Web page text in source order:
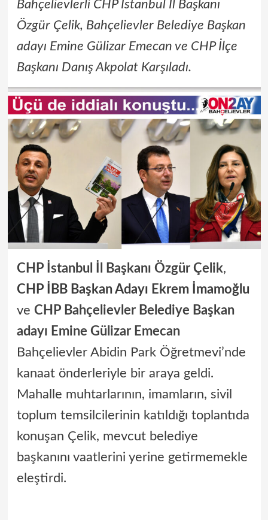
Bahçelievlerli CHP İstanbul İl Başkanı
Özgür Çelik, Bahçelievler Belediye Başkan
adayı Emine Gülizar Emecan ve CHP İlçe
Başkanı Danış Akpolat Karşıladı.
CHP İstanbul İl Başkanı Özgür Çelik,
CHP İBB Başkan Adayı Ekrem İmamoğlu
ve CHP Bahçelievler Belediye Başkan
adayı Emine Gülizar Emecan
Bahçelievler Abidin Park Öğretmevi’nde
kanaat önderleriyle bir araya geldi.
Mahalle muhtarlarının, imamların, sivil
toplum temsilcilerinin katıldığı toplantıda
konuşan Çelik, mevcut belediye
başkanını vaatlerini yerine getirmemekle
eleştirdi.